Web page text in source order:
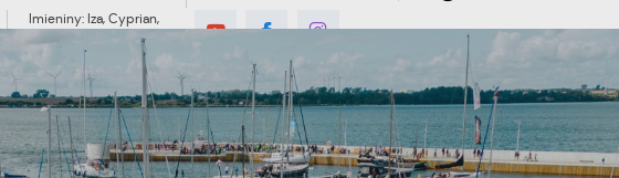
Imieniny: Iza, Cyprian,
Dominik
MIESZKANIEC TURYSTYKA INWESTYCJE